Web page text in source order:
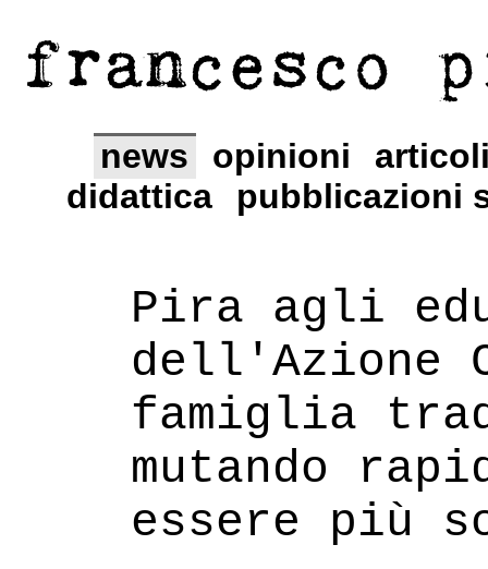
francesco
news opinioni
didattica
pubblicazioni
Pira agli
dell'Azione
famiglia
mutando
essere più